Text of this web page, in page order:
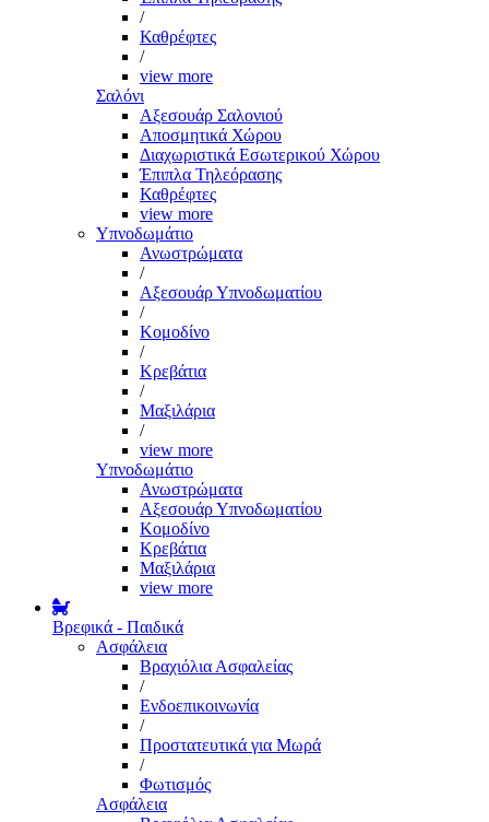
/
Καθρέφτες
/
view more
Σαλόνι
Αξεσουάρ Σαλονιού
Αποσμητικά Χώρου
Διαχωριστικά Εσωτερικού Χώρου
Έπιπλα Τηλεόρασης
Καθρέφτες
view more
Υπνοδωμάτιο
Ανωστρώματα
/
Αξεσουάρ Υπνοδωματίου
/
Κομοδίνο
/
Κρεβάτια
/
Μαξιλάρια
/
view more
Υπνοδωμάτιο
Ανωστρώματα
Αξεσουάρ Υπνοδωματίου
Κομοδίνο
Κρεβάτια
Μαξιλάρια
view more
Βρεφικά - Παιδικά
Ασφάλεια
Βραχιόλια Ασφαλείας
/
Ενδοεπικοινωνία
/
Προστατευτικά για Μωρά
/
Φωτισμός
Ασφάλεια